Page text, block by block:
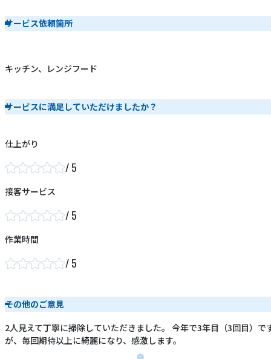
サービス依頼箇所
キッチン、レンジフード
サービスに満足していただけましたか？
仕上がり
接客サービス
作業時間
その他のご意見
2人見えて丁寧に掃除していただきました。 今年で3年目（3回目）で
が、毎回期待以上に綺麗になり、感激します。